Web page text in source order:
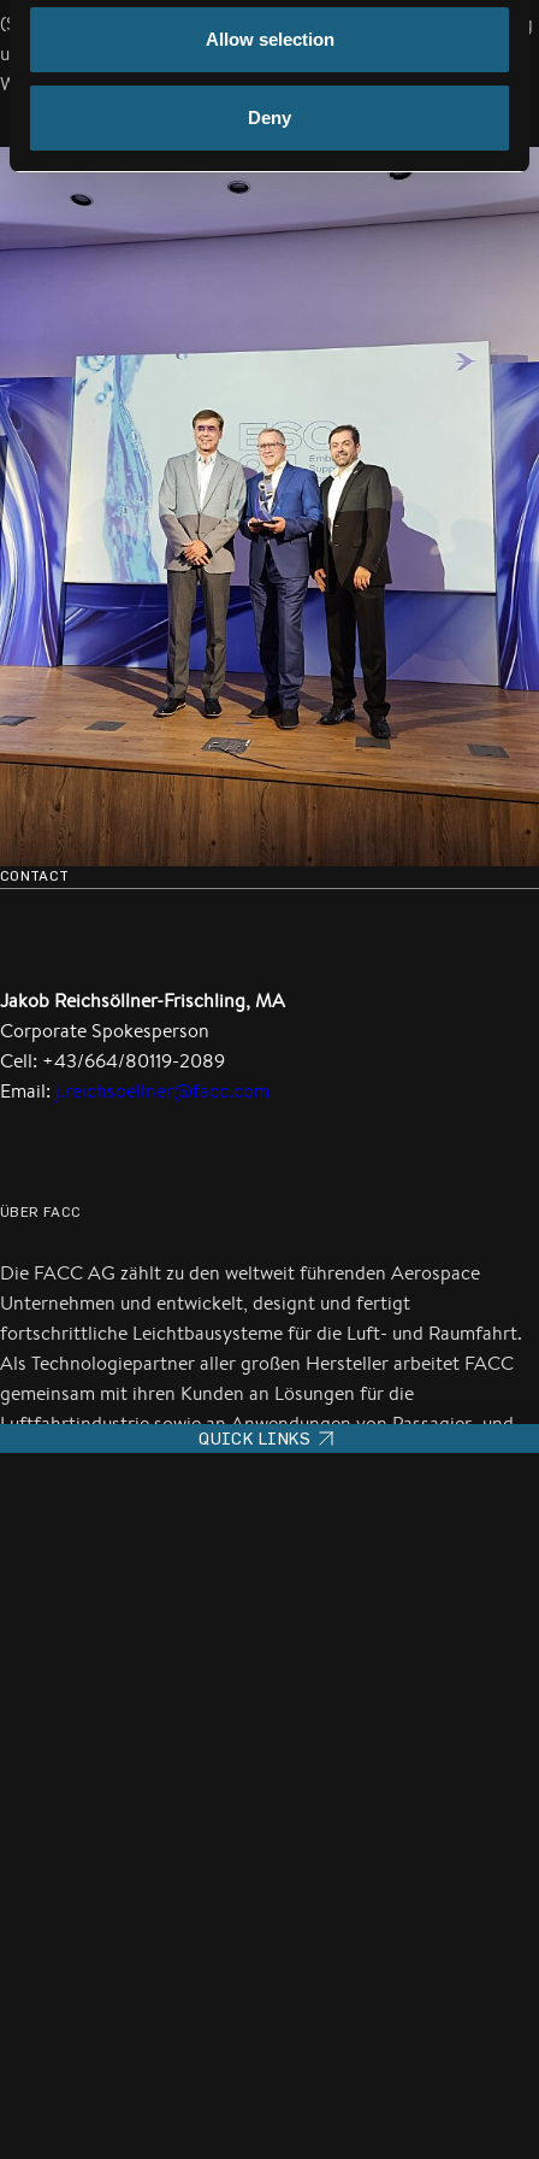
Allow selection
Deny
QUICK LINKS
(Seiten- und Höhenruder) sowie des Querruders. Dieser Auftrag
unterstreicht einmal mehr die enge Zusammenarbeit im neuen
Wachstumssektor Urban Air Mobility.
CONTACT
Jakob Reichsöllner-Frischling, MA
Corporate Spokesperson
Cell: +43/664/80119-2089
Email: j.reichsoellner@facc.com
ÜBER FACC
Die FACC AG zählt zu den weltweit führenden Aerospace
Unternehmen und entwickelt, designt und fertigt
fortschrittliche Leichtbausysteme für die Luft- und Raumfahrt.
Als Technologiepartner aller großen Hersteller arbeitet FACC
gemeinsam mit ihren Kunden an Lösungen für die
Luftfahrtindustrie sowie an Anwendungen von Passagier- und
Logistikdrohnen. Weltweit startet jede Sekunde ein Luftfahrzeug